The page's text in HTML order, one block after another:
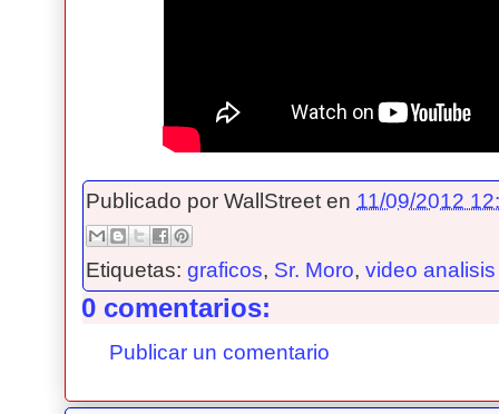
Publicado porWallStreet en 11/09/2012
Etiquetas:graficos, Sr. Moro,video
0 comentarios:
Publicar un comentario